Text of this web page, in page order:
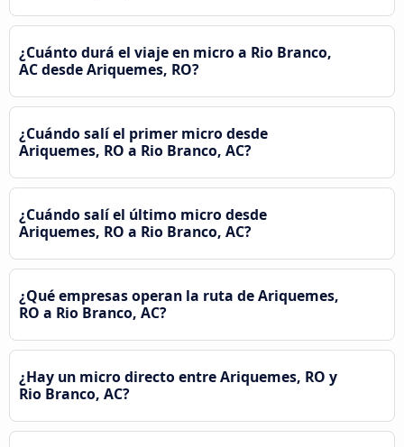
¿Cuánto durá el viaje en micro a Rio Branco,
AC desde Ariquemes, RO?
¿Cuándo salí el primer micro desde
Ariquemes, RO a Rio Branco, AC?
¿Cuándo salí el último micro desde
Ariquemes, RO a Rio Branco, AC?
¿Qué empresas operan la ruta de Ariquemes,
RO a Rio Branco, AC?
¿Hay un micro directo entre Ariquemes, RO y
Rio Branco, AC?